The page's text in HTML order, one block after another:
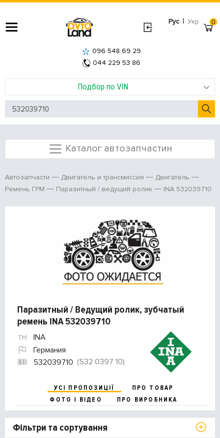
Рус | Укр
Подбор по VIN
096 548 69 29
044 229 53 86
0
Каталог автозапчастин
Автозапчасти Двигатель и трансмиссия
Двигатель
Ремень ГРМ
Паразитный / ведущий ролик INA 532039710
Паразитный / Ведущий ролик, зубчатый
ремень INA 532039710
INA
Германия
532039710 (532 0397 10)
УСІ ПРОПОЗИЦІЇ
ПРО ТОВАР
ФОТО І ВІДЕО
ПРО ВИРОБНИКА
Фільтри та сортування